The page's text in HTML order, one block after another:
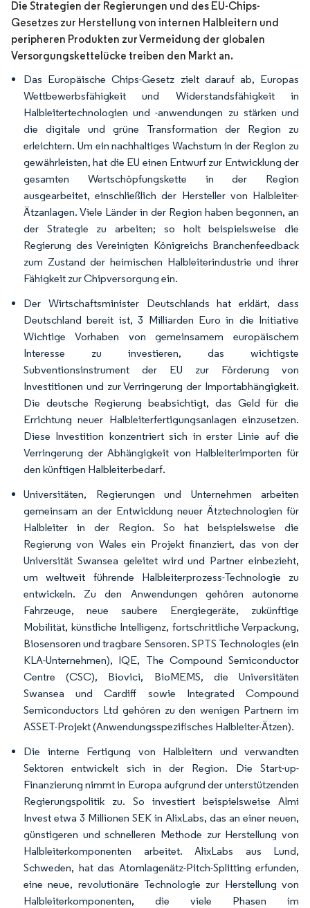
Die Strategien der Regierungen und des EU-Chips-
Gesetzes zur Herstellung von internen Halbleitern und
peripheren Produkten zur Vermeidung der globalen
Versorgungskettelücke treiben den Markt an.
Das Europäische Chips-Gesetz zielt darauf ab, Europas
Wettbewerbsfähigkeit und Widerstandsfähigkeit in
Halbleitertechnologien und -anwendungen zu stärken und
die digitale und grüne Transformation der Region zu
erleichtern. Um ein nachhaltiges Wachstum in der Region zu
gewährleisten, hat die EU einen Entwurf zur Entwicklung der
gesamten Wertschöpfungskette in der Region
ausgearbeitet, einschließlich der Hersteller von Halbleiter-
Ätzanlagen. Viele Länder in der Region haben begonnen, an
der Strategie zu arbeiten; so holt beispielsweise die
Regierung des Vereinigten Königreichs Branchenfeedback
zum Zustand der heimischen Halbleiterindustrie und ihrer
Fähigkeit zur Chipversorgung ein.
Der Wirtschaftsminister Deutschlands hat erklärt, dass
Deutschland bereit ist, 3 Milliarden Euro in die Initiative
Wichtige Vorhaben von gemeinsamem europäischem
Interesse zu investieren, das wichtigste
Subventionsinstrument der EU zur Förderung von
Investitionen und zur Verringerung der Importabhängigkeit.
Die deutsche Regierung beabsichtigt, das Geld für die
Errichtung neuer Halbleiterfertigungsanlagen einzusetzen.
Diese Investition konzentriert sich in erster Linie auf die
Verringerung der Abhängigkeit von Halbleiterimporten für
den künftigen Halbleiterbedarf.
Universitäten, Regierungen und Unternehmen arbeiten
gemeinsam an der Entwicklung neuer Ätztechnologien für
Halbleiter in der Region. So hat beispielsweise die
Regierung von Wales ein Projekt finanziert, das von der
Universität Swansea geleitet wird und Partner einbezieht,
um weltweit führende Halbleiterprozess-Technologie zu
entwickeln. Zu den Anwendungen gehören autonome
Fahrzeuge, neue saubere Energiegeräte, zukünftige
Mobilität, künstliche Intelligenz, fortschrittliche Verpackung,
Biosensoren und tragbare Sensoren. SPTS Technologies (ein
KLA-Unternehmen), IQE, The Compound Semiconductor
Centre (CSC), Biovici, BioMEMS, die Universitäten
Swansea und Cardiff sowie Integrated Compound
Semiconductors Ltd gehören zu den wenigen Partnern im
ASSET-Projekt (Anwendungsspezifisches Halbleiter-Ätzen).
Die interne Fertigung von Halbleitern und verwandten
Sektoren entwickelt sich in der Region. Die Start-up-
Finanzierung nimmt in Europa aufgrund der unterstützenden
Regierungspolitik zu. So investiert beispielsweise Almi
Invest etwa 3 Millionen SEK in AlixLabs, das an einer neuen,
günstigeren und schnelleren Methode zur Herstellung von
Halbleiterkomponenten arbeitet. AlixLabs aus Lund,
Schweden, hat das Atomlagenätz-Pitch-Splitting erfunden,
eine neue, revolutionäre Technologie zur Herstellung von
Halbleiterkomponenten, die viele Phasen im